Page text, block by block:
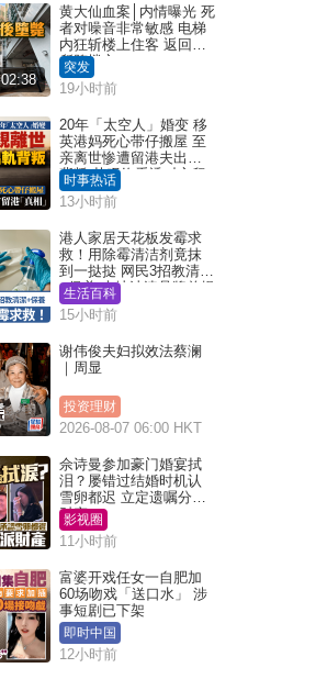
02:38
黄大仙血案│内情曝光 死
者对噪音非常敏感 电梯
内狂斩楼上住客 返回住
所堕楼亡
突发
19小时前
20年「太空人」婚变 移
英港妈死心带仔搬屋 至
亲离世惨遭留港夫出轨
背叛 苦叹终看透对方留
港「真相」｜Juicy叮
时事热话
13小时前
港人家居天花板发霉求
救！用除霉清洁剂竟抹
到一挞挞 网民3招教清洁
+保养 本地油漆品牌曾提
醒勿用1物防变色
生活百科
15小时前
谢伟俊夫妇拟效法蔡澜
｜周显
投资理财
2026-08-07 06:00 HKT
佘诗曼参加豪门婚宴拭
泪？屡错过结婚时机认
雪卵都迟 立定遗嘱分派
财产
影视圈
11小时前
富婆开戏任女一自肥加
60场吻戏「送口水」 涉
事短剧已下架
即时中国
12小时前